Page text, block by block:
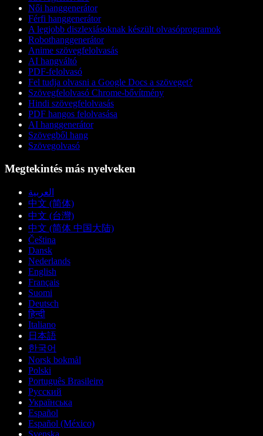
Női hanggenerátor
Férfi hanggenerátor
A legjobb diszlexiásoknak készült olvasóprogramok
Robothanggenerátor
Anime szövegfelolvasás
AI hangváltó
PDF-felolvasó
Fel tudja olvasni a Google Docs a szöveget?
Szövegfelolvasó Chrome-bővítmény
Hindi szövegfelolvasás
PDF hangos felolvasása
AI hanggenerátor
Szövegből hang
Szövegolvasó
Megtekintés más nyelveken
العربية
中文 (简体)
中文 (台灣)
中文 (简体 中国大陆)
Čeština
Dansk
Nederlands
English
Français
Suomi
Deutsch
हिन्दी
Italiano
日本語
한국어
Norsk bokmål
Polski
Português Brasileiro
Русский
Українська
Español
Español (México)
Svenska